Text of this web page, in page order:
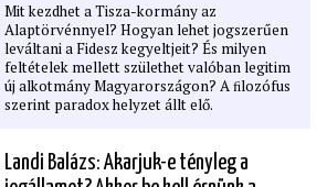
Mit kezdhet a Tisza-kormány az
Alaptörvénnyel? Hogyan lehet jogszerűen
leváltani a Fidesz kegyeltjeit? És milyen
feltételek mellett születhet valóban legitim
új alkotmány Magyarországon? A ﬁlozófus
szerint paradox helyzet állt elő.
Landi Balázs: Akarjuk-e tényleg a